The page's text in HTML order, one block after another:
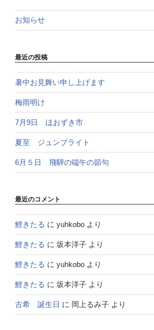
お知らせ
最近の投稿
暑中お見舞い申し上げます
梅雨明け
7月9日 ほおずき市
夏至 ジュンブライト
6月５日 飛騨の端午の節句
最近のコメント
鯉きたる に yuhkobo より
鯉きたる に 坂本洋子 より
鯉きたる に yuhkobo より
鯉きたる に 坂本洋子 より
古希 誕生日 に 岡上るみ子 より